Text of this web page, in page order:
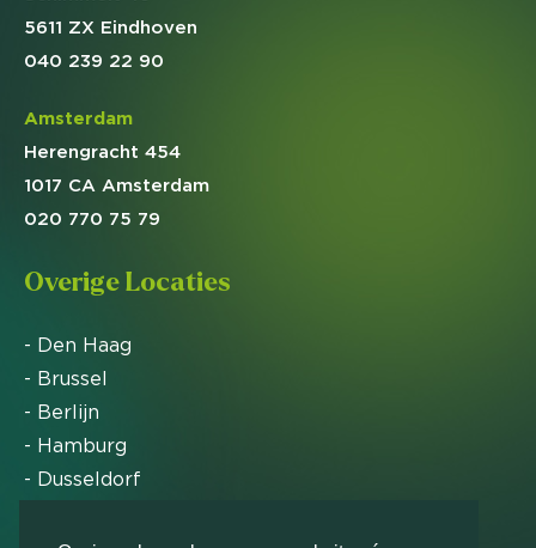
5611 ZX Eindhoven
040 239 22 90
Amsterdam
Herengracht 454
1017 CA Amsterdam
020 770 75 79
Overige Locaties
- Den Haag
- Brussel
- Berlijn
- Hamburg
- Dusseldorf